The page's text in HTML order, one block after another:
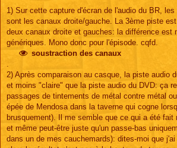
1) Sur cette capture d'écran de l'audio du BR,
sont les canaux droite/gauche. La 3ème piste
deux canaux droite et gauches: la différence est
génériques. Mono donc pour l'épisode. cqfd.
soustraction des canaux
2) Après comparaison au casque, la piste audio
et moins "claire" que la piste audio du DVD: ça
passages de tintements de métal contre métal
épée de Mendosa dans la taverne qui cogne
brusquement). Il me semble que ce qui a été fait
et même peut-être juste qu'un passe-bas
dans un de mes cauchemards): dites-moi que